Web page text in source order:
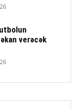
verəcək